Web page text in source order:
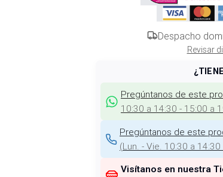
Despacho
Revisar
Pregúntanos de este
10:30 a 14:30 - 15:00 a
Pregúntanos de este
(Lun. - Vie. 10:30 a
Visítanos en nuestra